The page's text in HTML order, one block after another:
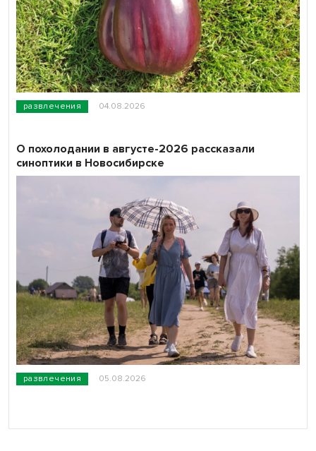
развлечения 04.08.2026
развлечения 05.08.2026
О похолодании в августе-2026 рассказали
синоптики в Новосибирске